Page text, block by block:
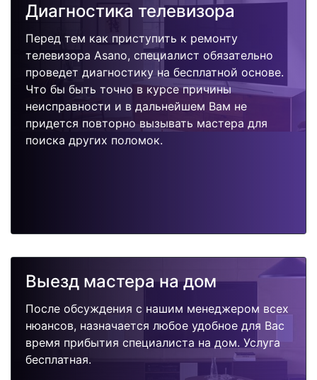
Диагностика телевизора
Перед тем как приступить к ремонту
телевизора Asano, специалист обязательно
проведет диагностику на бесплатной основе.
Что бы быть точно в курсе причины
неисправности и в дальнейшем Вам не
придется повторно вызывать мастера для
поиска других поломок.
Выезд мастера на дом
После обсуждения с нашим менеджером всех
нюансов, назначается любое удобное для Вас
время прибытия специалиста на дом. Услуга
бесплатная.